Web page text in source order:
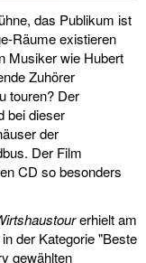
das Publikum ist
Räume existieren
Musiker wie Hubert
Zuhörer
touren? Der
bei dieser
der
Der Film
CD so besonders
erhielt am
der Kategorie "Beste
gewählten